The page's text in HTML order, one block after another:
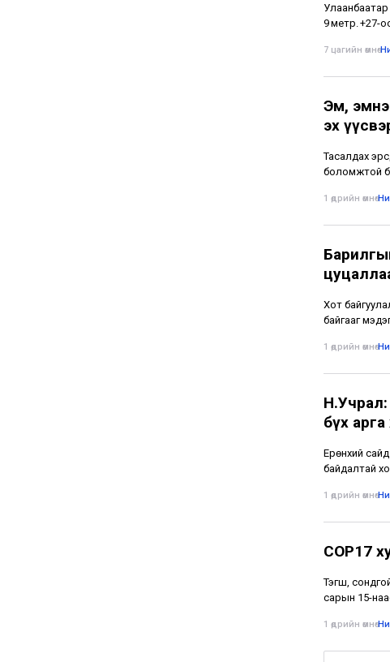
Улаанбаатар
9 метр. +27-
7 цагийн өмнө•
Эм,
эх
Тасалдах
боломжтой
1 өдрийн өмнө•
Хот
байгааг
1 өдрийн өмнө•
бүх
Ерөнхий
байдалтай
1 өдрийн өмнө•
СОР17
Тэгш,
сарын 15-наас
1 өдрийн өмнө•